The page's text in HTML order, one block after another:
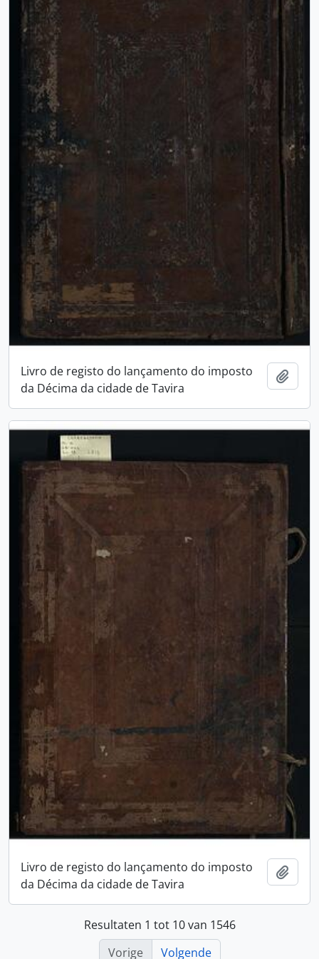
Livro de registo do lançamento do imposto
da Décima da cidade de Tavira
Livro de registo do lançamento do imposto
da Décima da cidade de Tavira
Resultaten 1 tot 10 van 1546
Vorige
Volgende